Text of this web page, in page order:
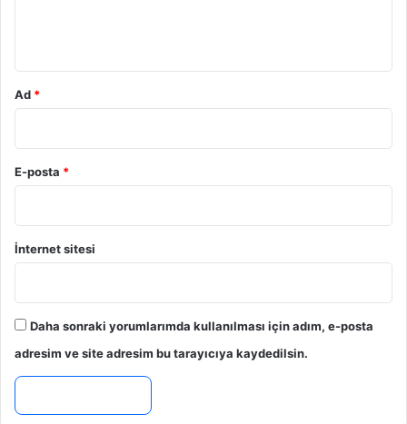
Ad *
E-posta *
İnternet sitesi
Daha sonraki yorumlarımda kullanılması için adım, e-posta
adresim ve site adresim bu tarayıcıya kaydedilsin.